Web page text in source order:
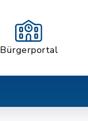
Bürgerportal